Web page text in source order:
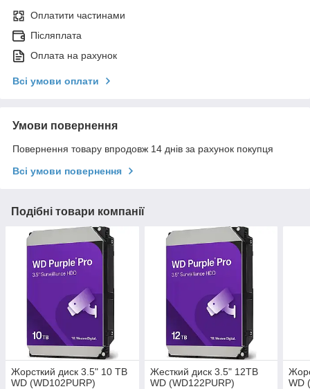
Оплатити частинами
Післяплата
Оплата на рахунок
Всі умови оплати
Умови повернення
Повернення товару впродовж 14 днів за рахунок покупця
Всі умови повернення
Подібні товари компанії
Жорсткий диск 3.5" 10 TB
WD (WD102PURP)
Жесткий диск 3.5" 12TB
WD (WD122PURP)
WD